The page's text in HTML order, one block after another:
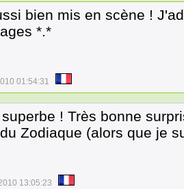
bien mis en scène !
*.*
01:54:31
! Très bonne
Zodiaque (alors que je
13:05:23